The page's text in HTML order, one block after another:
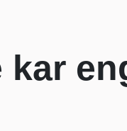
kar